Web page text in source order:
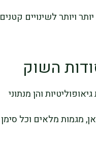
ויותר לשינויים קטנים
השוק
והן מנתוני
מגמות מלאים וכל סימן